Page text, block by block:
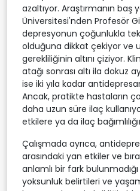
azaltıyor. Araştırmanın baş
Üniversitesi'nden Profesör
depresyonun çoğunlukla
olduğuna dikkat çekiyor ve
gerekliliğinin altını çiziyor.
atağı sonrası altı ila dokuz
ise iki yıla kadar
Ancak, pratikte hastaların
daha uzun süre ilaç
etkilere ya da ilaç
Çalışmada ayrıca,
arasındaki yan etkiler ve
anlamlı bir fark
yoksunluk belirtileri ve